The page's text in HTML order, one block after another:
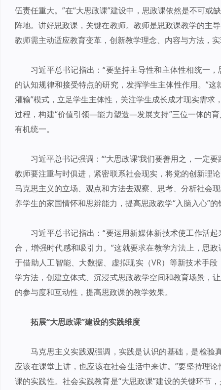
伍责任重大。”在“大思政课”建设中，思政课依然是不可
阵地。讲好思政课，关键在教师。教师是思政课教学的主
教师需主动适应教育变革，创新教学理念、内容与方法，
习近平总书记指出：“要坚持主导性和主体性相统一
的认知规律和接受特点的研究，发挥学生主体性作用。”
灌输”模式，立足学生主体性，关注学生成长成才现实需
过程，构建“价值引领—能力塑造—发展支持”三位一体的
有机统一。
习近平总书记强调：“‘大思政课’我们要善用之，一定
教师要注重与时俱进，紧密联系社会现实，将党的创新理
马克思主义的立场、观点和方法去观察、思考、分析社会
养学生的家国情怀和思辨能力，提高思政教学“入脑入心”
习近平总书记指出：“要运用新媒体新技术使工作活
合，增强时代感和吸引力。”这就要求在教学方法上，思
于借助人工智能、大数据、虚拟现实（VR）等新技术手
学方法，创建立体式、沉浸式思政教学空间和教育场景，
的参与度和互动性，提高思政课的教学效果。
拓展“大思政课”建设的实践维度
马克思主义实践观强调，实践是认识的基础，是检验
应该在课堂上讲，也应该在社会生活中来讲。”要坚持理
课的实践性。社会实践教育是“大思政课”建设的关键环节